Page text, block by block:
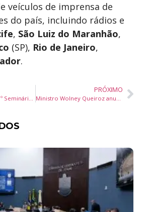
veículos de imprensa de
do país, incluindo rádios e
, São Luiz do Maranhão,
(SP), Rio de Janeiro,
.
Sebrae/SC realiza 1º Seminário de Turismo da Costa Verde & Mar em Balneário Camboriú
PRÓXIMO
Ministro Wolney Queiroz anuncia 500 novos peritos médicos federais para reduzir filas do INSS, com foco no Nordeste